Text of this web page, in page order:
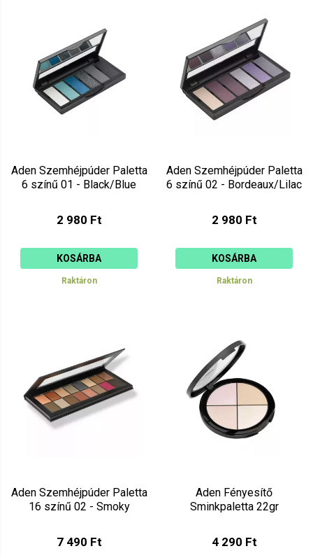
Aden Szemhéjpúder Paletta
6 színű 01 - Black/Blue
2 980 Ft
KOSÁRBA
Raktáron
Aden Szemhéjpúder Paletta
6 színű 02 - Bordeaux/Lilac
2 980 Ft
KOSÁRBA
Raktáron
Aden Szemhéjpúder Paletta
16 színű 02 - Smoky
7 490 Ft
Aden Fényesítő
Sminkpaletta 22gr
4 290 Ft